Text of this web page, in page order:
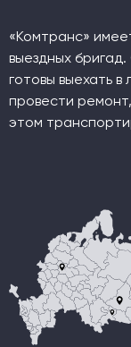
«Комтранс»
выездных
готовы выехать
провести
этом